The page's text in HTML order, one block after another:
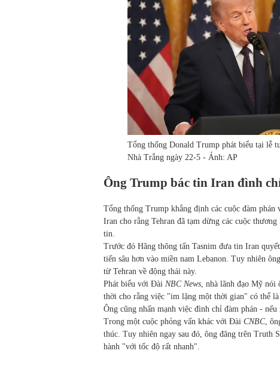
Tổng thống Donald Trump phát biểu tại lễ
Nhà Trắng ngày 22-5 - Ảnh: AP
Ông Trump bác tin Iran đình
Tổng thống Trump khẳng định các cuộc đàm
Iran cho rằng Tehran đã tạm dừng các cuộc
tin.
Trước đó Hãng thông tấn Tasnim đưa tin Iran
tiến sâu hơn vào miền nam Lebanon. Tuy nhiên
từ Tehran về động thái này.
Phát biểu với Đài NBC News, nhà lãnh đạo Mỹ nói
thời cho rằng việc "im lặng một thời gian" có thể
Ông cũng nhấn mạnh việc đình chỉ đàm phán -
Trong một cuộc phỏng vấn khác với Đài CNBC,
thúc. Tuy nhiên ngay sau đó, ông đăng trên Truth
hành "với tốc độ rất nhanh".